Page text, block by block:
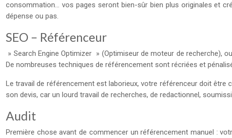
consommation… vos pages seront bien-sûr bien plus originales et
dépense ou pas.
SEO – Référenceur
» Search Engine Optimizer » (Optimiseur de moteur de recherche),
De nombreuses techniques de référencement sont récriées et
Le travail de référencement est laborieux, votre référenceur doit
son devis, car un lourd travail de recherches, de redactionnel,
Audit
Première chose avant de commencer un référencement manuel :